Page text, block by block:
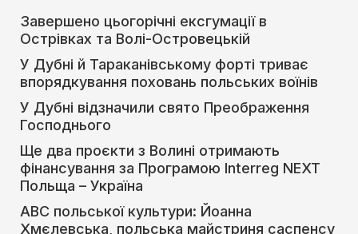
Завершено цьогорічні ексгумації в
Острівках та Волі-Островецькій
У Дубні й Тараканівському форті триває
впорядкування поховань польських воїнів
У Дубні відзначили свято Преображення
Господнього
Ще два проєкти з Волині отримають
фінансування за Програмою Interreg NEXT
Польща – Україна
АВС польської культури: Йоанна
Хмєлевська, польська майстриня саспенсу